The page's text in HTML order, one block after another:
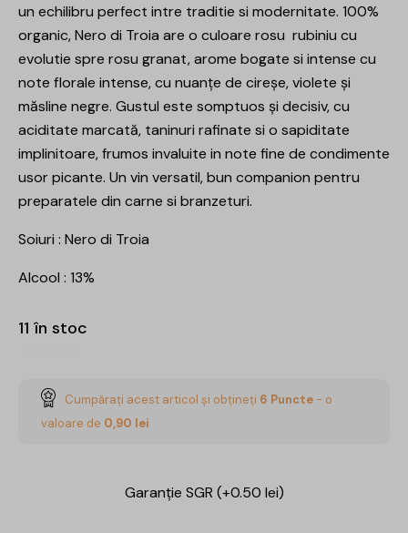
un echilibru perfect intre traditie si modernitate. 100%
organic, Nero di Troia are o culoare rosu rubiniu cu
evolutie spre rosu granat, arome bogate si intense cu
note florale intense, cu nuanțe de cireșe, violete și
măsline negre. Gustul este somptuos și decisiv, cu
aciditate marcată, taninuri rafinate si o sapiditate
implinitoare, frumos invaluite in note fine de condimente
usor picante. Un vin versatil, bun companion pentru
preparatele din carne si branzeturi.
Soiuri : Nero di Troia
Alcool : 13%
11 în stoc
Cumpărați acest articol și obțineți 6 Puncte - o
valoare de 0,90 lei
Garanție SGR (+0.50 lei)